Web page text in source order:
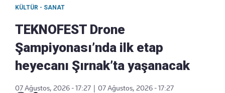
KÜLTÜR - SANAT
TEKNOFEST Drone
Şampiyonası’nda ilk etap
heyecanı Şırnak’ta yaşanacak
07 Ağustos, 2026 - 17:27
07 Ağustos, 2026 - 17:27